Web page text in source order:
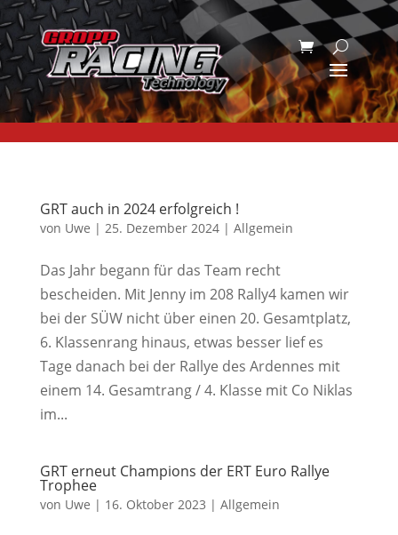
GRT auch in 2024 erfolgreich !
von Uwe | 25. Dezember 2024| Allgemein
Das Jahr begann für das Team recht
bescheiden. Mit Jenny im 208 Rally4 kamen wir
bei der SÜW nicht über einen 20. Gesamtplatz,
6. Klassenrang hinaus, etwas besser lief es
Tage danach bei der Rallye des Ardennes mit
einem 14. Gesamtrang / 4. Klasse mit Co Niklas
im...
GRT erneut Champions der ERT Euro Rallye
Trophee
von Uwe | 16. Oktober 2023 | Allgemein